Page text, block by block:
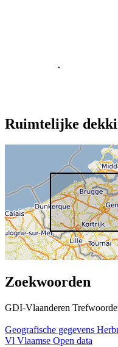
Ruimtelijke
Zoekwoorden
GDI-Vlaanderen
Geografische gegevens
Vl Vlaamse Open data